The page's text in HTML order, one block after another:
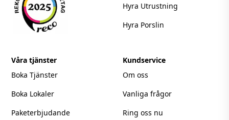
Hyra Utrustning
Hyra Porslin
Våra tjänster
Boka Tjänster
Boka Lokaler
Paketerbjudande
Kundservice
Om oss
Vanliga frågor
Ring oss nu